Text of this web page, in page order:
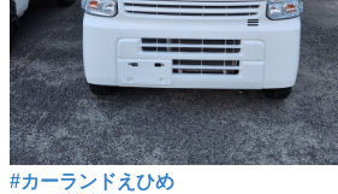
#カーランドえひめ